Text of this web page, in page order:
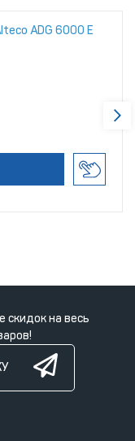
ADG 6000 Е
скидок на весь